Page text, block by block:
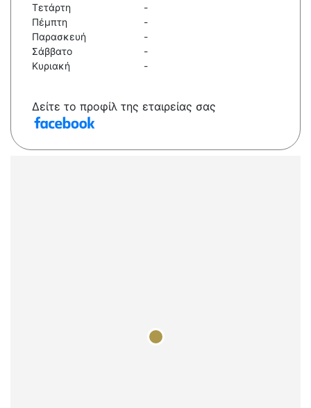
Τετάρτη
-
Πέμπτη
-
Παρασκευή
-
Σάββατο
-
Κυριακή
-
Δείτε το προφίλ της εταιρείας σας